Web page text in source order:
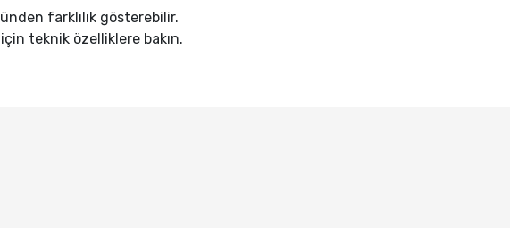
farklılık gösterebilir.
için teknik özelliklere bakın.